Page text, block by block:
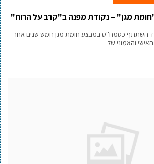
מגן" – נקודת מפנה ב"קרב על הרוח"
השתתף כסמח''ט במבצע חומת מגן חמש שנים אחר
והאמוני של